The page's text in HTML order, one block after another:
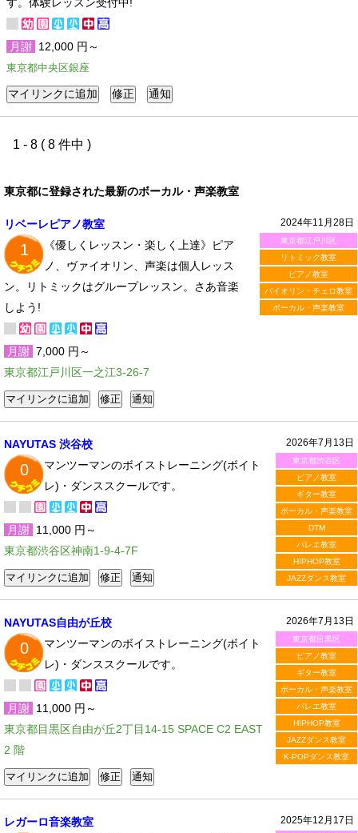
月謝 12,000 円～
東京都中央区銀座
1 - 8 ( 8 件中 )
東京都に登録された最新のボーカル・声楽教室
2024年11月28日
東京都江戸川区
リトミック教室
ピアノ教室
バイオリン・チェロ教室
ボーカル・声楽教室
リベーレピアノ教室
1
《優しくレッスン・楽しく上達》ピア
ノ、ヴァイオリン、声楽は個人レッス
ン。リトミックはグループレッスン。さあ音楽
しよう!
月謝 7,000 円～
東京都江戸川区一之江3-26-7
2026年7月13日
東京都渋谷区
ピアノ教室
ギター教室
ボーカル・声楽教室
DTM
バレエ教室
HIPHOP教室
JAZZダンス教室
NAYUTAS 渋谷校
0
マンツーマンのボイストレーニング(ボイト
レ)・ダンススクールです。
月謝 11,000 円～
東京都渋谷区神南1-9-4-7F
2026年7月13日
東京都目黒区
ピアノ教室
ギター教室
ボーカル・声楽教室
バレエ教室
HIPHOP教室
JAZZダンス教室
K-POPダンス教室
NAYUTAS自由が丘校
0
マンツーマンのボイストレーニング(ボイト
レ)・ダンススクールです。
月謝 11,000 円～
東京都目黒区自由が丘2丁目14-15 SPACE C2 EAST
2 階
2025年12月17日
レガーロ音楽教室